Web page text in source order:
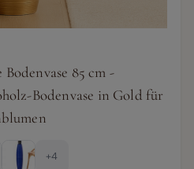
85 cm -
Bodenvase in Gold für
+4